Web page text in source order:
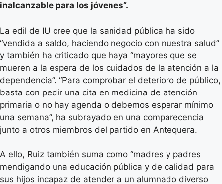
inalcanzable para los jóvenes”.
La edil de IU cree que la sanidad pública ha sido
“vendida a saldo, haciendo negocio con nuestra salud”
y también ha criticado que haya “mayores que se
mueren a la espera de los cuidados de la atención a la
dependencia”. “Para comprobar el deterioro de público,
basta con pedir una cita en medicina de atención
primaria o no hay agenda o debemos esperar mínimo
una semana”, ha subrayado en una comparecencia
junto a otros miembros del partido en Antequera.
A ello, Ruiz también suma como “madres y padres
mendigando una educación pública y de calidad para
sus hijos incapaz de atender a un alumnado diverso